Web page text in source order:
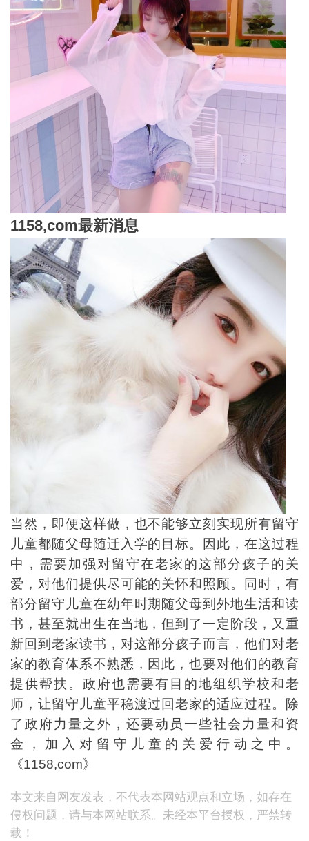
1158,com最新消息
当然，即便这样做，也不能够立刻实现所有留守
儿童都随父母随迁入学的目标。因此，在这过程
中，需要加强对留守在老家的这部分孩子的关
爱，对他们提供尽可能的关怀和照顾。同时，有
部分留守儿童在幼年时期随父母到外地生活和读
书，甚至就出生在当地，但到了一定阶段，又重
新回到老家读书，对这部分孩子而言，他们对老
家的教育体系不熟悉，因此，也要对他们的教育
提供帮扶。政府也需要有目的地组织学校和老
师，让留守儿童平稳渡过回老家的适应过程。除
了政府力量之外，还要动员一些社会力量和资
金，加入对留守儿童的关爱行动之中。
《1158,com》
本文来自网友发表，不代表本网站观点和立场，如存在
侵权问题，请与本网站联系。未经本平台授权，严禁转
载！